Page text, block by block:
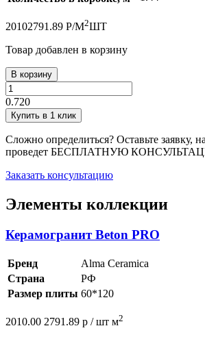
20102791.89 Р/М2ШТ
Товар добавлен в корзину
В корзину
0.720
Купить в 1 клик
Сложно определиться? Оставьте заявку,
проведет БЕСПЛАТНУЮ
Заказать консультацию
Элементы коллекции
Керамогранит Beton PRO
Бренд
Alma Ceramica
Страна
РФ
Размер плиты 60*120
2010.00 2791.89 р / шт м2